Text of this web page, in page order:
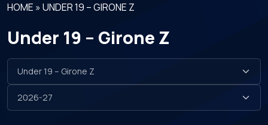
HOME »UNDER 19 – GIRONE Z
Under 19 – Girone Z